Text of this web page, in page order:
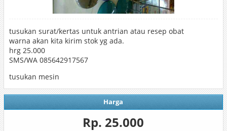
tusukan surat/kertas untuk antrian atau resep obat
warna akan kita kirim stok yg ada.
hrg 25.000
SMS/WA 085642917567
tusukan mesin
Harga
Rp. 25.000